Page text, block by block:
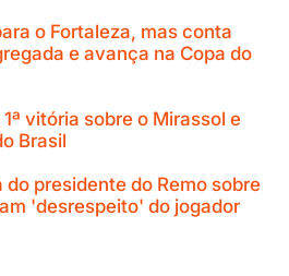
o Fortaleza, mas conta
e avança na Copa do
vitória sobre o Mirassol e
Brasil
presidente do Remo sobre
'desrespeito' do jogador